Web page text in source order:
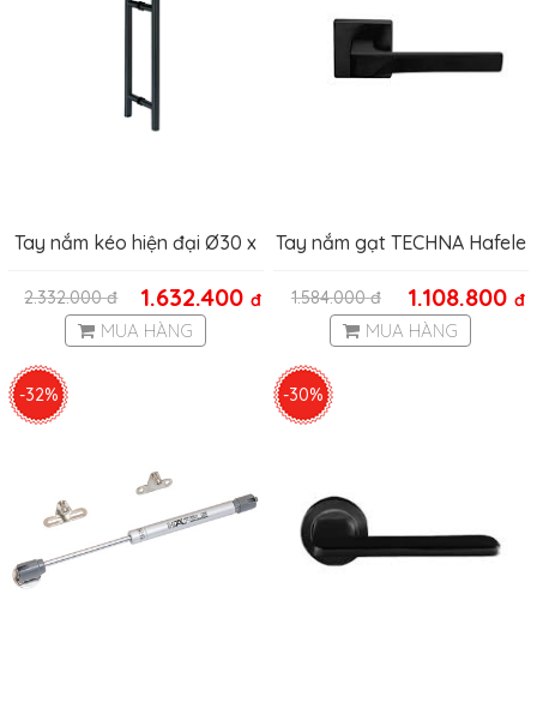
Tay nắm kéo hiện đại Ø30 x
1.632.400đ
2.332.000đ
MUA HÀNG
Tay nắm gạt TECHNA Hafele
1.108.800 đ
1.584.000đ
MUA HÀNG
-32% -30%